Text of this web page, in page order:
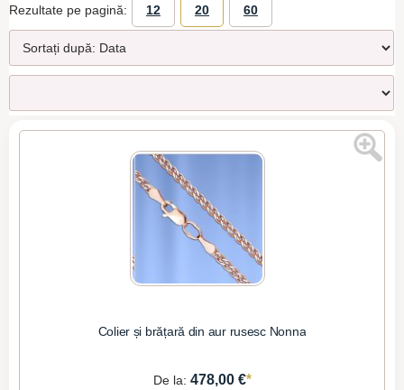
Rezultate pe pagină: 12 20 60
Colier și brățară din aur rusesc Nonna
De la: 478,00 €*